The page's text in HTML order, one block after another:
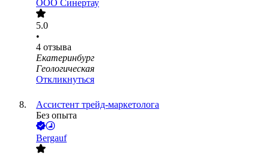
ООО Синертау
5.0
•
4 отзыва
Екатеринбург
Геологическая
Откликнуться
Ассистент трейд-маркетолога
Без опыта
Bergauf